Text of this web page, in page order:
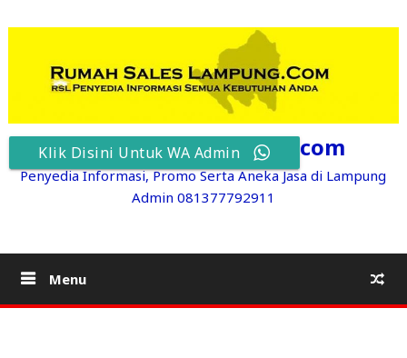
content
RumahSalesLampung.com
Penyedia Informasi, Promo Serta Aneka Jasa di Lampung
Admin 081377792911
Menu
Klik Disini Untuk WA Admin